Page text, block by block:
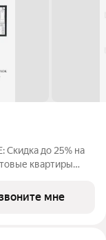
до 25% на
квартиры
корпуса 1 в
мне